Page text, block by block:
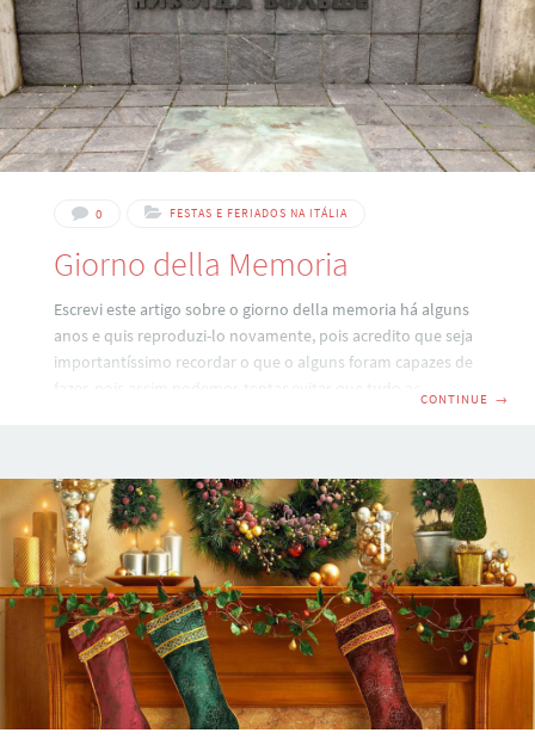
0 FESTAS E FERIADOS NA ITÁLIA
Giorno della Memoria
Escrevi este artigo sobre o giorno della memoria há alguns
anos e quis reproduzi-lo novamente, pois acredito que seja
importantíssimo recordar o que o alguns foram capazes de
acontecendo em nosso país. Hoje é um dia especial, pois é a
GIORNATA DELLA MEMORIA. O que isso significa? Que no
CONTINUE →